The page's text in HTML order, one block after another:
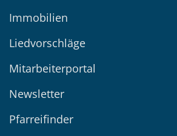
Immobilien
Liedvorschläge
Mitarbeiterportal
Newsletter
Pfarreifinder